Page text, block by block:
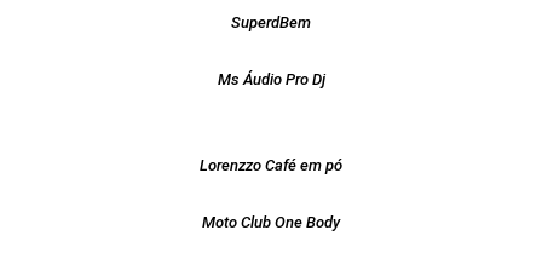
SuperdBem
Ms Áudio Pro Dj
Lorenzzo Café em pó
Moto Club One Body